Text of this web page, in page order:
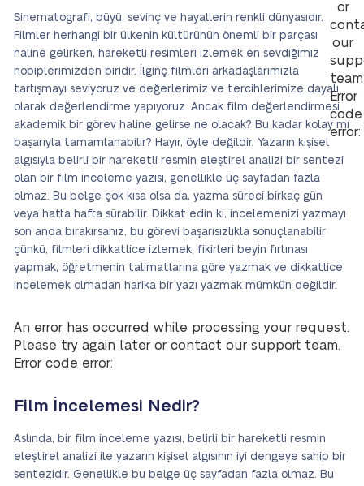
or
our
Error
code
error:
Sinematografi, büyü, sevinç ve hayallerin renkli dünyasıdır.
Filmler herhangi bir ülkenin kültürünün önemli bir parçası
haline gelirken, hareketli resimleri izlemek en sevdiğimiz
hobiplerimizden biridir. İlginç filmleri arkadaşlarımızla
tartışmayı seviyoruz ve değerlerimiz ve tercihlerimize dayalı
olarak değerlendirme yapıyoruz. Ancak film değerlendirmesi
akademik bir görev haline gelirse ne olacak? Bu kadar kolay mı
başarıyla tamamlanabilir? Hayır, öyle değildir. Yazarın kişisel
algısıyla belirli bir hareketli resmin eleştirel analizi bir sentezi
olan bir film inceleme yazısı, genellikle üç sayfadan fazla
olmaz. Bu belge çok kısa olsa da, yazma süreci birkaç gün
veya hatta hafta sürabilir. Dikkat edin ki, incelemenizi yazmayı
son anda bırakırsanız, bu görevi başarısızlıkla sonuçlanabilir
çünkü, filmleri dikkatlice izlemek, fikirleri beyin fırtınası
yapmak, öğretmenin talimatlarına göre yazmak ve dikkatlice
incelemek olmadan harika bir yazı yazmak mümkün değildir.
An error has occurred while processing your request.
Please try again later or contact our support team.
Error code error:
Film İncelemesi Nedir?
Aslında, bir film inceleme yazısı, belirli bir hareketli resmin
eleştirel analizi ile yazarın kişisel algısının iyi dengeye sahip bir
sentezidir. Genellikle bu belge üç sayfadan fazla olmaz. Bu